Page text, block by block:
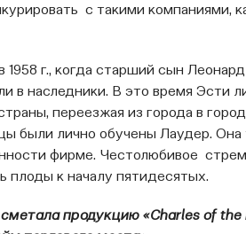
с такими компаниями,
г., когда старший сын
в наследники. В это время Эсти
переезжая из города в
были лично обучены Лаудер. Она
фирме. Честолюбивое
плоды к началу пятидесятых.
продукцию «Charles of the